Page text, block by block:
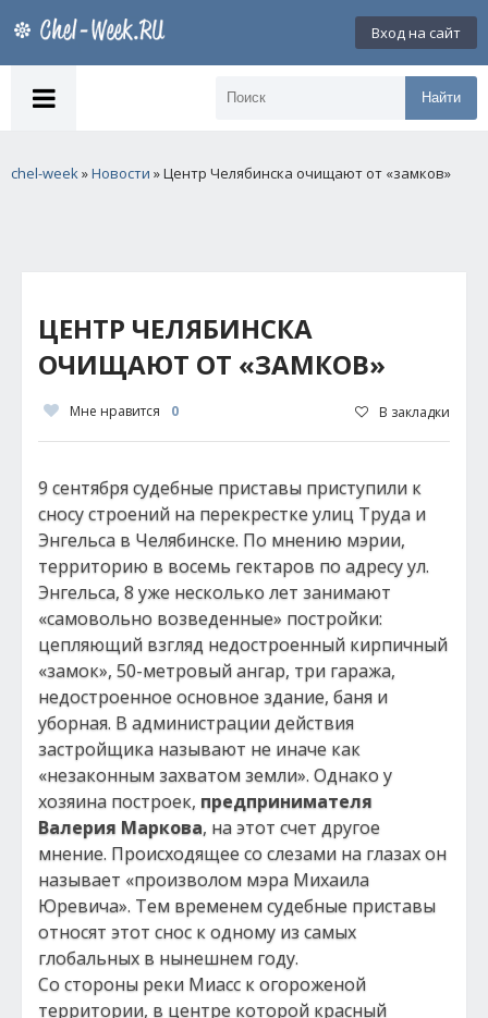
Вход на сайт
Найти
chel-week»Новости » Центр Челябинска очищают от «замков»
ЦЕНТР ЧЕЛЯБИНСКА
ОЧИЩАЮТ ОТ «ЗАМКОВ»
Мне нравится 0 В закладки
9 сентября судебные приставы приступили к
сносу строений на перекрестке улиц Труда и
Энгельса в Челябинске. По мнению мэрии,
территорию в восемь гектаров по адресу ул.
Энгельса, 8 уже несколько лет занимают
«самовольно возведенные» постройки:
цепляющий взгляд недостроенный кирпичный
«замок», 50-метровый ангар, три гаража,
недостроенное основное здание, баня и
уборная. В администрации действия
застройщика называют не иначе как
«незаконным захватом земли». Однако у
хозяина построек, предпринимателя
Валерия Маркова, на этот счет другое
мнение. Происходящее со слезами на глазах он
называет «произволом мэра Михаила
Юревича». Тем временем судебные приставы
относят этот снос к одному из самых
глобальных в нынешнем году.
Со стороны реки Миасс к огороженой
территории, в центре которой красный